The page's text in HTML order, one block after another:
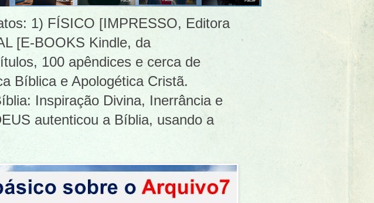
1) FÍSICO [IMPRESSO, Editora
[E-BOOKS Kindle, da
100 apêndices e cerca de
Bíblica e Apologética Cristã.
Inspiração Divina, Inerrância e
autenticou a Bíblia, usando a